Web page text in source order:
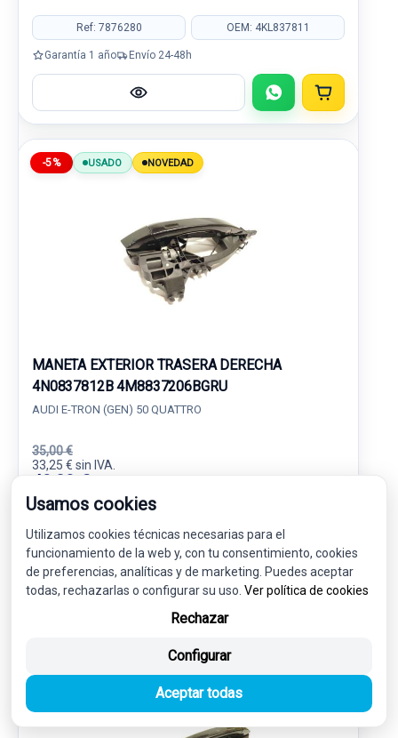
Ref: 7876280 OEM: 4KL837811
Garantía 1 año Envío 24-48h
-5% USADO NOVEDAD
MANETA EXTERIOR TRASERA DERECHA
4N0837812B 4M8837206BGRU
AUDI E-TRON (GEN) 50 QUATTRO
35,00 €
33,25 € sin IVA.
40,23 €
Garantía 1 año Envío 24-48h
NOVEDAD
Usamos cookies
Utilizamos cookies técnicas necesarias para el
funcionamiento de la web y, con tu consentimiento, cookies
de preferencias, analíticas y de marketing. Puedes aceptar
todas, rechazarlas o configurar su uso. Ver política de cookies
Rechazar
Configurar
Aceptar todas